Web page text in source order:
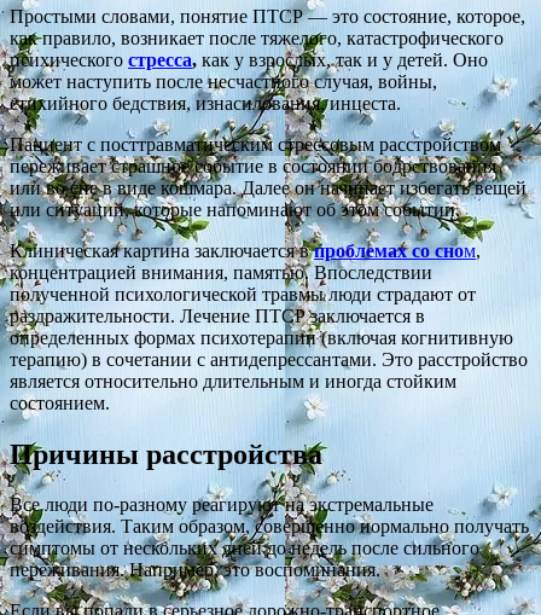
Простыми словами, понятие ПТСР — это состояние, которое,
как правило, возникает после тяжелого, катастрофического
психического стресса, как у взрослых, так и у детей. Оно
может наступить после несчастного случая, войны,
стихийного бедствия, изнасилования, инцеста.
Пациент с посттравматическим стрессовым расстройством
переживает страшное событие в состоянии бодрствования
или во сне в виде кошмара. Далее он начинает избегать вещей
или ситуаций, которые напоминают об этом событии.
Клиническая картина заключается впроблемах со сном,
концентрацией внимания, памятью. Впоследствии
полученной психологической травмы люди страдают от
раздражительности. Лечение ПТСР заключается в
определенных формах психотерапии (включая когнитивную
терапию) в сочетании с антидепрессантами. Это расстройство
является относительно длительным и иногда стойким
состоянием.
Причины расстройства
Все люди по-разному реагируют на экстремальные
воздействия. Таким образом, совершенно нормально получать
симптомы от нескольких дней до недель после сильного
переживания. Например, это воспоминания.